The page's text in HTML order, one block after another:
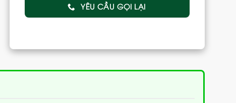
YÊU CẦU GỌI LẠI